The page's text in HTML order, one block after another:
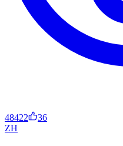
48422
36
ZH